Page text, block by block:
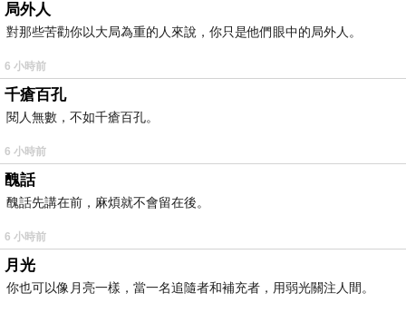
局外人
對那些苦勸你以大局為重的人來說，你只是他們眼中的局外人。
6 小時前
千瘡百孔
閱人無數，不如千瘡百孔。
6 小時前
醜話
醜話先講在前，麻煩就不會留在後。
6 小時前
月光
你也可以像月亮一樣，當一名追隨者和補充者，用弱光關注人間。